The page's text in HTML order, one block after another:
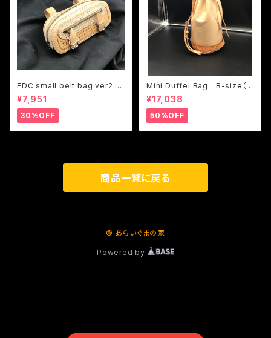
EDC small belt bag ver2 (G
izmoLT design)
¥7,951
30%OFF
Mini Duffel Bag B-size（T
ony design）
¥17,038
50%OFF
商品一覧に戻る
© あらいぐまの家
Powered by